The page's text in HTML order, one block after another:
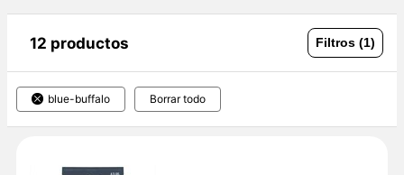
12 productos Filtros (1)
blue-buffalo Borrar todo